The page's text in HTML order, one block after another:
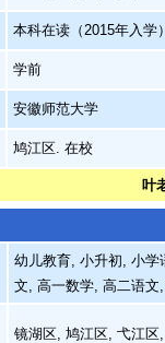
本科在读（2015年入学
学前
安徽师范大学
鸠江区. 在校
叶
幼儿教育, 小升初, 小
文, 高一数学, 高二语
镜湖区, 鸠江区, 弋江区